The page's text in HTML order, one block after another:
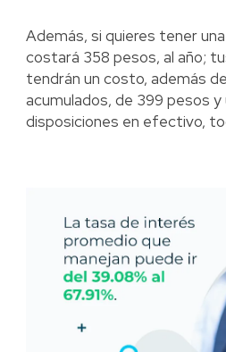
Además, si quieres tener
costará 358 pesos, al año;
tendrán un costo, además
acumulados, de 399 pesos
disposiciones en efectivo,